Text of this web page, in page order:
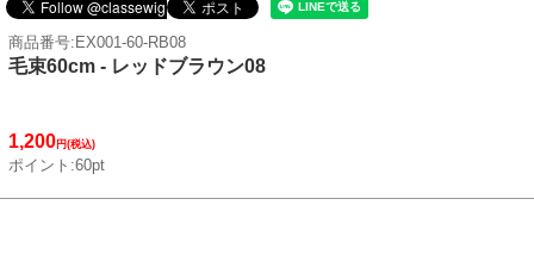
商品番号:EX001-60-RB08
毛束60cm - レッドブラウン08
1,200円(税込)
ポイント:60pt